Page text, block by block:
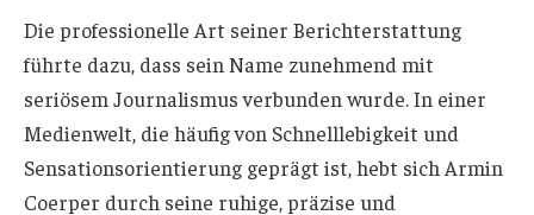
Die professionelle Art seiner Berichterstattung
führte dazu, dass sein Name zunehmend mit
seriösem Journalismus verbunden wurde. In einer
Medienwelt, die häufig von Schnelllebigkeit und
Sensationsorientierung geprägt ist, hebt sich Armin
Coerper durch seine ruhige, präzise und